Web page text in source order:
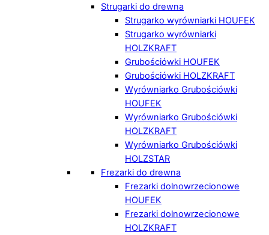
Strugarki do drewna
Strugarko wyrówniarki HOUFEK
Strugarko wyrówniarki
HOLZKRAFT
Grubościówki HOUFEK
Grubościówki HOLZKRAFT
Wyrówniarko Grubościówki
HOUFEK
Wyrówniarko Grubościówki
HOLZKRAFT
Wyrówniarko Grubościówki
HOLZSTAR
Frezarki do drewna
Frezarki dolnowrzecionowe
HOUFEK
Frezarki dolnowrzecionowe
HOLZKRAFT